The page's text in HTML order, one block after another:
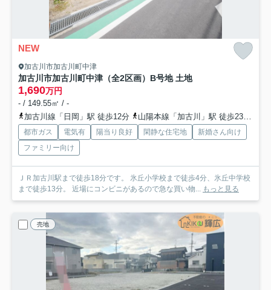
NEW
加古川市加古川町中津
加古川市加古川町中津（全2区画）B号地 土地
1,690万円
- / 149.55㎡ / -
加古川線「日岡」駅 徒歩12分
山陽本線「加古川」駅 徒歩23分
都市ガス 電気有 陽当り良好 閑静な住宅地
新婚さん向け
ファミリー向け
ＪＲ加古川駅まで徒歩18分です。 氷丘小学校まで徒歩4分、氷丘中学校
まで徒歩13分。 近場にコンビニがあるので急な買い物... もっと見る
売地